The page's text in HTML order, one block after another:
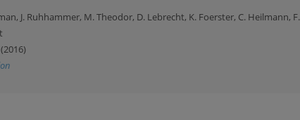
J. Ruhhammer, M. Theodor, D. Lebrecht, K. Foerster, C. Heilmann, F.